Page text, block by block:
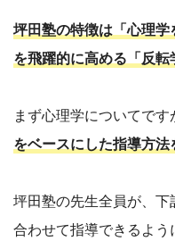
坪田塾の特徴は「心理
を飛躍的に高める「反転
まず心理学についてです
をベースにした指導方法
坪田塾の先生全員が、
合わせて指導できるよう